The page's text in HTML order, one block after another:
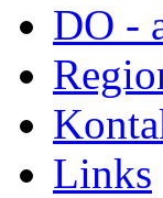
DO -
Links